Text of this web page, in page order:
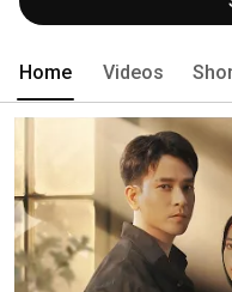
Home Videos